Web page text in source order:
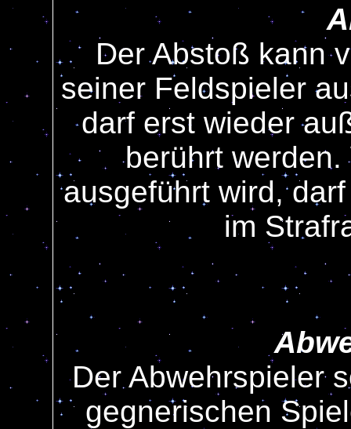
Der Abstoß kann
seiner Feldspieler
darf erst wieder
berührt
ausgeführt wird,
im
Der Abwehrspieler
gegnerischen